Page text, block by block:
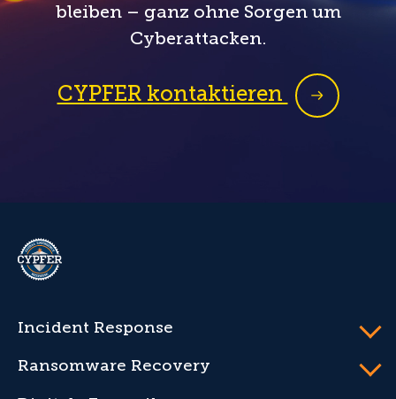
bleiben – ganz ohne Sorgen um
Cyberattacken.
CYPFER kontaktieren
Incident Response
Ransomware Recovery